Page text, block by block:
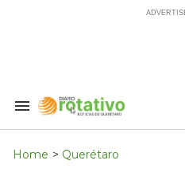
Search
Navigation
Home > Querétaro